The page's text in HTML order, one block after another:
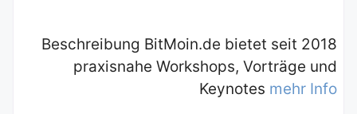
Beschreibung BitMoin.de bietet seit 2018
praxisnahe Workshops, Vorträge und
Keynotes mehr Info